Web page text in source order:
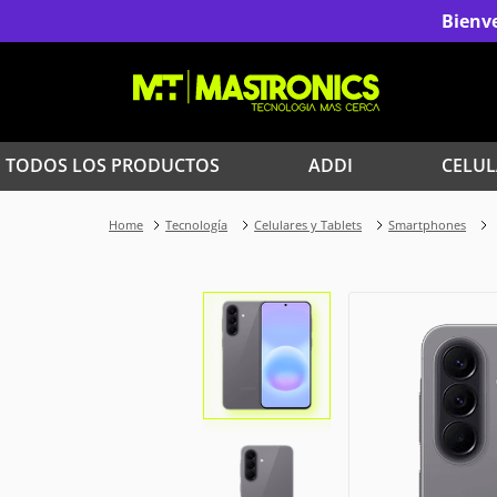
TODOS LOS PRODUCTOS ADDI
Tecnología Celulares y Tablets Smartphones
Iphone